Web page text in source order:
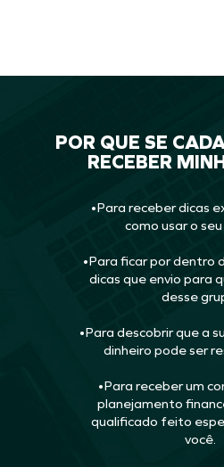
POR QUE SE
RECEBER
•Para receber dicas
como usar o
•Para ficar por dentro
dicas que envio para
desse
•Para descobrir que a
dinheiro pode ser
•Para receber um
planejamento
qualificado feito
você.